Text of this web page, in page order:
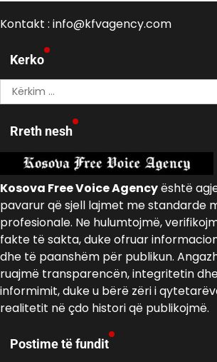
Kontakt : info@kfvagency.com
Kerko
Kërko
për:
Rreth nesh
Kosova Free Voice Agencyështë
pavarur që sjell lajmet me standarde
profesionale. Ne hulumtojmë,
fakte të sakta, duke ofruar
dhe të paanshëm për publikun.
ruajmë transparencën, integritetin
informimit, duke u bërë zëri i
realitetit në çdo histori që publikojmë.
Postime të fundit